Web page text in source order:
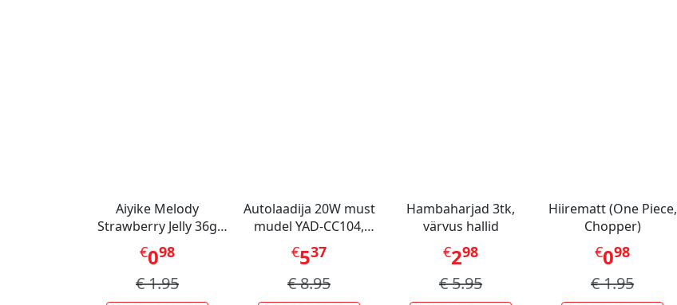
Aiyike Melody
Strawberry Jelly 36g
CHN
€098
€1.95
Autolaadija 20W must
mudel YAD-CC104,
Metal
€537
€8.95
Hambaharjad 3tk,
värvus hallid
€298
€5.95
Hiirematt (One Piece,
Chopper)
€098
€1.95